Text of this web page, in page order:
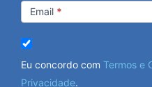
Email *
Eu concordo com Termos e
Privacidade.